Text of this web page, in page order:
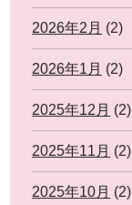
2026年2月 (2)
2026年1月 (2)
2025年12月 (2)
2025年11月 (2)
2025年10月 (2)